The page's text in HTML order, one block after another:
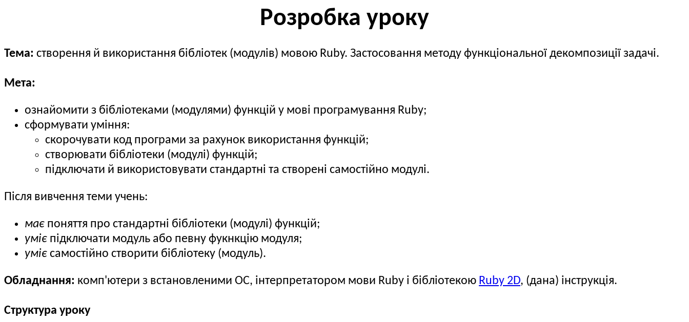
Розробка уроку
Тема: cтворення й використання бібліотек (модулів) мовою Ruby. Застосовання методу функціональної декомпозиції задачі.
Мета:
ознайомити з бібліотеками (модулями) функцій у мові програмування Ruby;
сформувати уміння:
скорочувати код програми за рахунок використання функцій;
створювати бібліотеки (модулі) функцій;
підключати й використовувати стандартні та створені самостійно модулі.
Після вивчення теми учень:
має поняття про стандартні бібліотеки (модулі) функцій;
уміє підключати модуль або певну фукнкцію модуля;
уміє самостійно створити бібліотеку (модуль).
Обладнання: комп'ютери з встановленими ОС, інтерпретатором мови Ruby і бібліотекою Ruby 2D, (дана) інструкція.
Структура уроку